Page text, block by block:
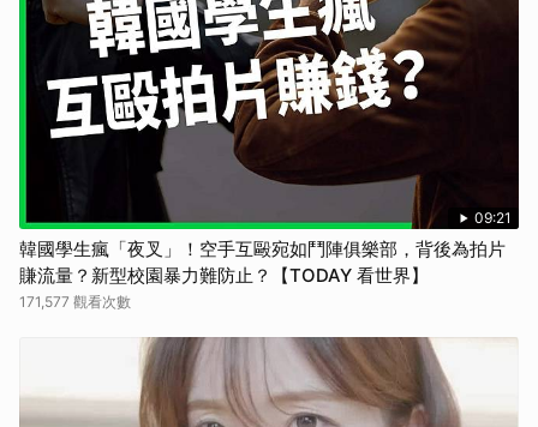
09:21
韓國學生瘋「夜叉」！空手互毆宛如鬥陣俱樂部，背後為拍片
賺流量？新型校園暴力難防止？【TODAY 看世界】
171,577 觀看次數